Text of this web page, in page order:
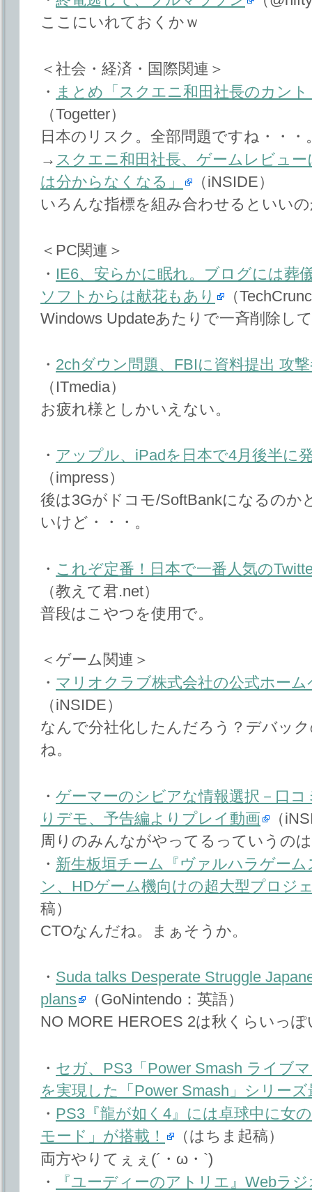
ここにいれておくかｗ
＜社会・経済・国際関連＞
・ まとめ「スクエニ和田社長のカン
（Togetter）
日本のリスク。全部問題ですね・・・
→ スクエニ和田社長、ゲームレビュ
は分からなくなる」
（iNSIDE）
いろんな指標を組み合わせるといい
＜PC関連＞
・ IE6、安らかに眠れ。ブログには葬
ソフトからは献花もあり
（
Windows Updateあたりで一斉削除し
・ 2chダウン問題、FBIに資料提出 攻
（ITmedia）
お疲れ様としかいえない。
・ アップル、iPadを日本で4月後半に
（impress）
後は3Gがドコモ/SoftBankになるのか
いけど・・・。
・ これぞ定番！日本で一番人気の
（教えて君.net）
普段はこやつを使用で。
＜ゲーム関連＞
・ マリオクラブ株式会社の公式ホー
（iNSIDE）
なんで分社化したんだろう？デバッ
ね。
・ ゲーマーのシビアな情報選択－口
りデモ、予告編よりプレイ動画
（
周りのみんながやってるっていうの
・ 新生板垣チーム『ヴァルハラゲー
ン、HDゲーム機向けの超大型プロジ
稿）
CTOなんだね。まぁそうか。
・ Suda talks Desperate Struggle
plans
（GoNintendo：英語）
NO MORE HEROES 2は秋くらいっぽ
・ セガ、PS3「Power Smash ライブ
を実現した「Power Smash」シリーズ
・ PS3『龍が如く4』には卓球中に女
モード」が搭載！
（はちま起稿）
両方やりてぇぇ(´・ω・`)
・
『ユーディーのアトリエ』Webラ